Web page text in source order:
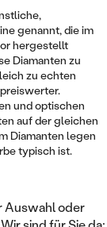
genannt, die im
hergestellt
Diamanten zu
zu echten
und optischen
auf der gleichen
Diamanten legen
typisch ist.
Auswahl oder